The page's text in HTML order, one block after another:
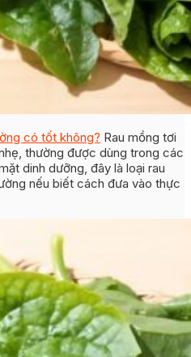
có tốt không? Rau mồng tơi
thường được dùng trong các
dinh dưỡng, đây là loại rau
nếu biết cách đưa vào thực